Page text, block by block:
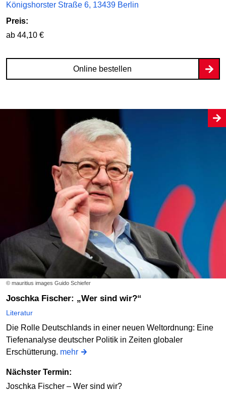
Königshorster Straße 6, 13439 Berlin
Preis:
ab 44,10 €
Online bestellen
© mauritius images Guido Schiefer
Joschka Fischer: „Wer sind wir?“
Literatur
Die Rolle Deutschlands in einer neuen Weltordnung: Eine
Tiefenanalyse deutscher Politik in Zeiten globaler
Erschütterung. mehr
Nächster Termin:
Joschka Fischer – Wer sind wir?